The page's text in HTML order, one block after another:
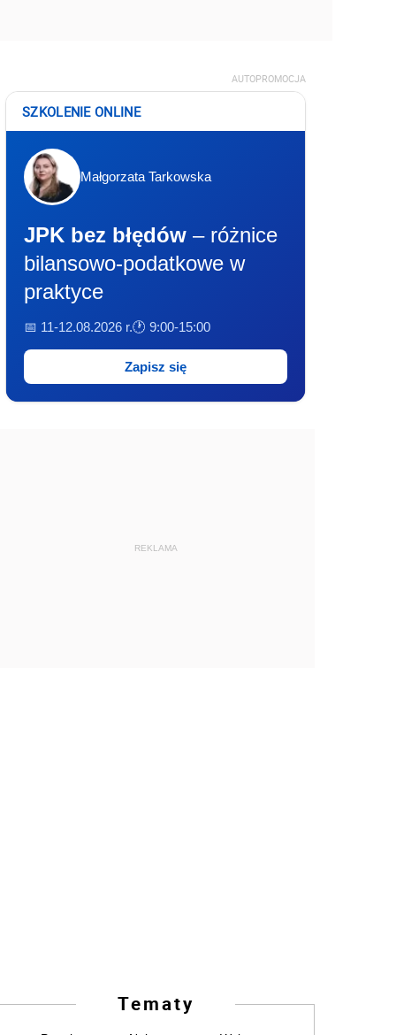
AUTOPROMOCJA
SZKOLENIE ONLINE
Małgorzata Tarkowska
JPK bez błędów – różnice
bilansowo-podatkowe w
praktyce
📅 11-12.08.2026 r.🕐 9:00-15:00
Zapisz się
REKLAMA
Tematy